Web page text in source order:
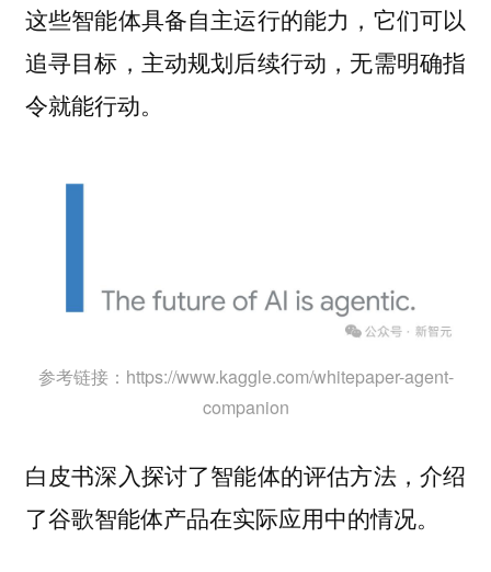
这些智能体具备自主运行的能力，它们可以
追寻目标，主动规划后续行动，无需明确指
令就能行动。
参考链接：https://www.kaggle.com/whitepaper-agent-
companion
白皮书深入探讨了智能体的评估方法，介绍
了谷歌智能体产品在实际应用中的情况。